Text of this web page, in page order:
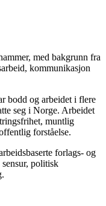
med bakgrunn fra
kommunikasjon
bodd og arbeidet i flere
seg i Norge. Arbeidet
muntlig
forståelse.
forlags- og
politisk